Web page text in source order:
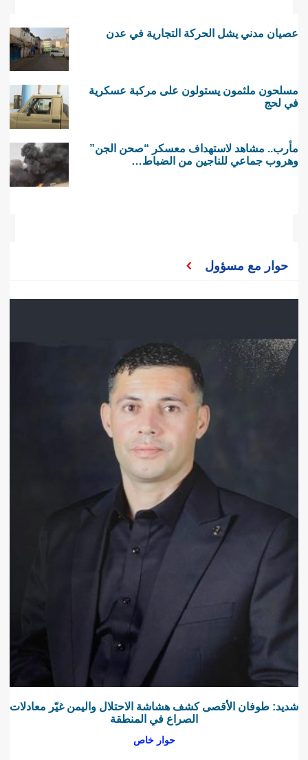
عصيان مدني يشل الحركة التجارية في عدن
مسلحون ملثمون يستولون على مركبة عسكرية
في لحج
مأرب.. مشاهد لاستهداف معسكر “صحن الجن”
وهروب جماعي للناجين من الضباط…
حوار مع مسؤول
شديد: طوفان الأقصى كشف هشاشة الاحتلال واليمن غيّر معادلات
الصراع في المنطقة
حوار خاص